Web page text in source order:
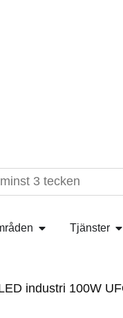
Tjänster
industri 100W